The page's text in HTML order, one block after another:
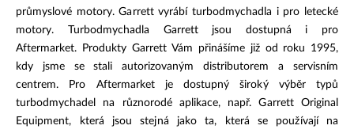
průmyslové motory. Garrett vyrábí turbodmychadla i pro letecké
motory. Turbodmychadla Garrett jsou dostupná i pro
Aftermarket. Produkty Garrett Vám přinášíme již od roku 1995,
kdy jsme se stali autorizovaným distributorem a servisním
centrem. Pro Aftermarket je dostupný široký výběr typů
turbodmychadel na různorodé aplikace, např. Garrett Original
Equipment, která jsou stejná jako ta, která se používají na